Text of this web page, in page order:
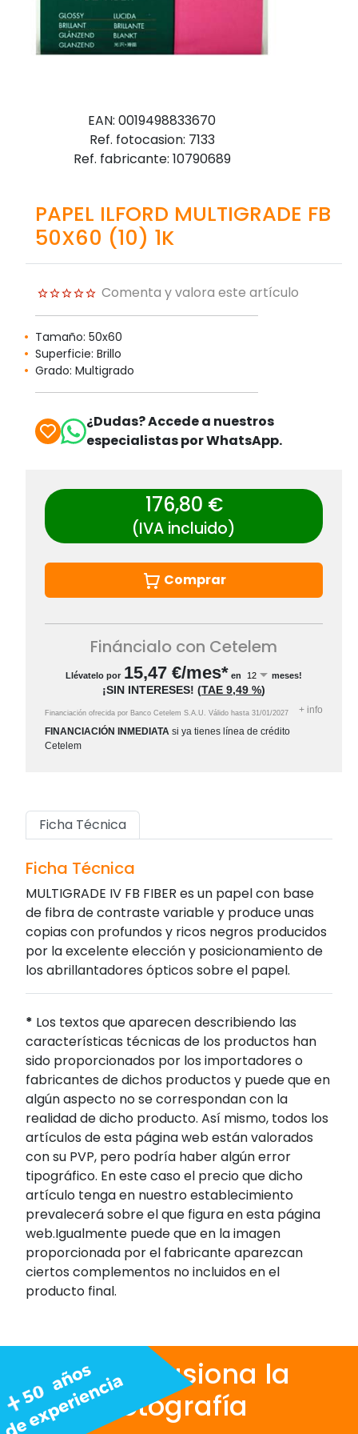
EAN: 0019498833670
Ref. fotocasion: 7133
Ref. fabricante: 10790689
PAPEL ILFORD MULTIGRADE FB
50X60 (10) 1K
Comenta y valora este artículo
Tamaño: 50x60
Superficie: Brillo
Grado: Multigrado
¿Dudas? Accede a nuestros
especialistas por WhatsApp.
176,80 €
(IVA incluido)
Comprar
Fináncialo con Cetelem
Llévatelo por 15,47 €/mes* en meses!
¡SIN INTERESES! (TAE 9,49 %)
Financiación ofrecida por Banco Cetelem S.A.U. Válido hasta 31/01/2027 + info
FINANCIACIÓN INMEDIATA si ya tienes línea de crédito
Cetelem
Ficha Técnica
Ficha Técnica
MULTIGRADE IV FB FIBER es un papel con base
de fibra de contraste variable y produce unas
copias con profundos y ricos negros producidos
por la excelente elección y posicionamiento de
los abrillantadores ópticos sobre el papel.
* Los textos que aparecen describiendo las
características técnicas de los productos han
sido proporcionados por los importadores o
fabricantes de dichos productos y puede que en
algún aspecto no se correspondan con la
realidad de dicho producto. Así mismo, todos los
artículos de esta página web están valorados
con su PVP, pero podría haber algún error
tipográfico. En este caso el precio que dicho
artículo tenga en nuestro establecimiento
prevalecerá sobre el que figura en esta página
web.Igualmente puede que en la imagen
proporcionada por el fabricante aparezcan
ciertos complementos no incluidos en el
producto final.
Nos apasiona la
fotografía